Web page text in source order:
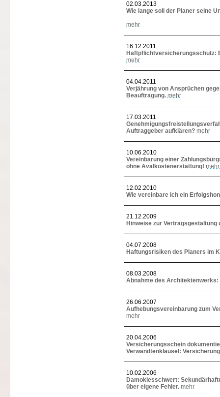
02.03.2013
Wie lange soll der Planer seine
mehr
16.12.2011
Haftpflichtversicherungsschutz:
mehr
04.04.2011
Verjährung von Ansprüchen
Beauftragung. mehr
17.03.2011
Auftraggeber aufklären? mehr
10.06.2010
Vereinbarung einer
ohne Avalkostenerstattung! mehr
12.02.2010
Wie vereinbare ich ein
21.12.2009
Hinweise zur Vertragsgestaltung
04.07.2008
Haftungsrisiken des Planers im
08.03.2008
Abnahme des Architektenwerks:
26.06.2007
Aufhebungsvereinbarung zum
mehr
20.04.2006
Versicherungsschein
Verwandtenklausel:
10.02.2006
Damoklesschwert:
über eigene Fehler. mehr